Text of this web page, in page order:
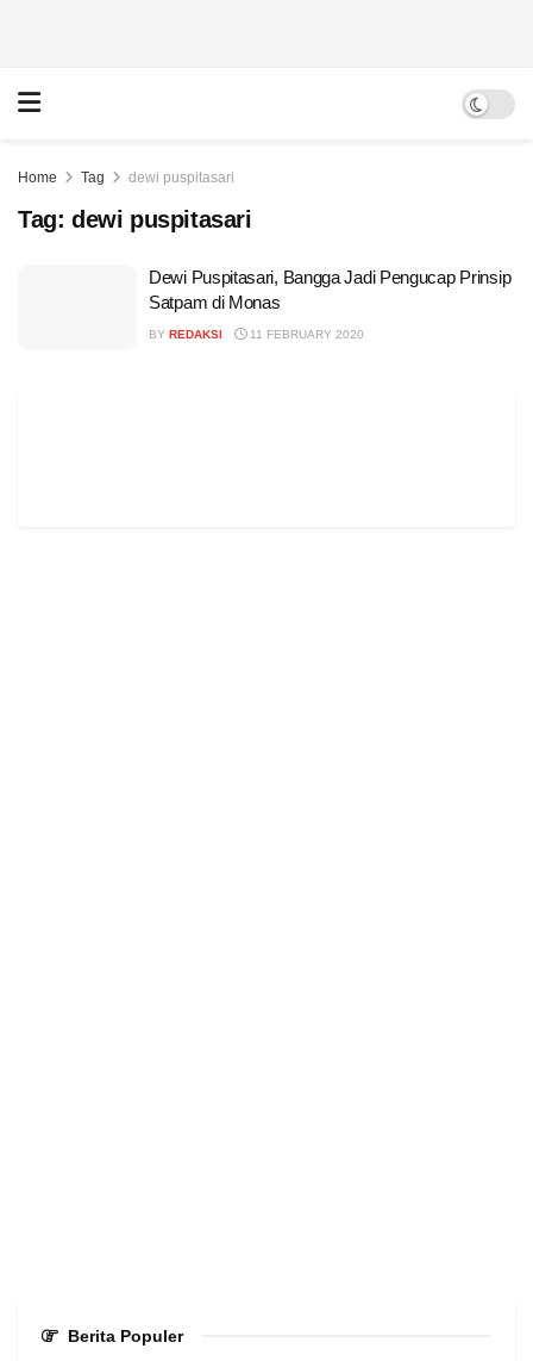
Home Tag dewi puspitasari
Tag: dewi puspitasari
Dewi Puspitasari, Bangga Jadi Pengucap Prinsip
Satpam di Monas
BY REDAKSI 11 FEBRUARY 2020
Berita Populer